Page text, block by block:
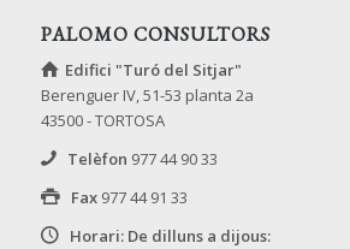
PALOMO CONSULTORS
Edifici "Turó del Sitjar"
Berenguer IV, 51-53 planta 2a
43500 - TORTOSA
Telèfon 977 44 90 33
Fax 977 44 91 33
Horari: De dilluns a dijous: